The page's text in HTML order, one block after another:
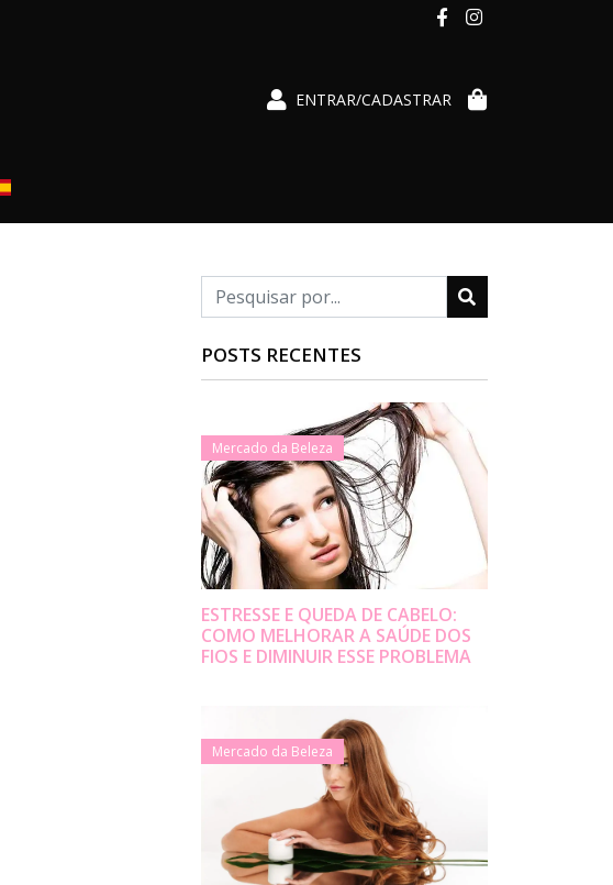
ENTRAR/CADASTRAR
POSTS RECENTES
Mercado da Beleza
ESTRESSE E QUEDA DE CABELO:
COMO MELHORAR A SAÚDE DOS
FIOS E DIMINUIR ESSE PROBLEMA
Mercado da Beleza